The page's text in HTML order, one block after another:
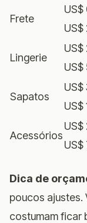
Frete
US$
US$
Lingerie
US$
US$
Sapatos
US$
US$
Acessórios
US$
US$
Dica de
poucos ajustes.
costumam ficar